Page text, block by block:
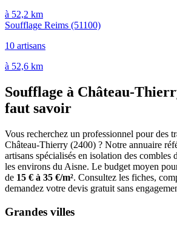
à 52,2 km
Soufflage Reims (51100)
10 artisans
à 52,6 km
Soufflage à Château-
faut savoir
Vous recherchez un professionnel pour des
Château-Thierry (2400) ? Notre annuaire
artisans spécialisés en isolation des combles
les environs du Aisne. Le budget moyen
de 15 € à 35 €/m². Consultez les fiches,
demandez votre devis gratuit sans
Grandes villes